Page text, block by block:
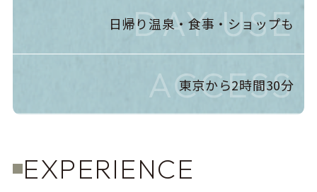
DAY USE
日帰り温泉・食事・ショップも
ACCESS
東京から2時間30分
EXPERIENCE
EXPERIENCE